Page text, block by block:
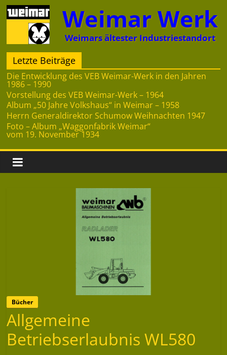
Zum
Inhalt
springen
Weimar Werk
Weimars ältester Industriestandort
Letzte Beiträge
Die Entwicklung des VEB Weimar-Werk in den Jahren
1986 – 1990
Vorstellung des VEB Weimar-Werk – 1964
Album „50 Jahre Volkshaus“ in Weimar – 1958
Herrn Generaldirektor Schumow Weihnachten 1947
Foto – Album „Waggonfabrik Weimar“
vom 19. November 1934
Bücher
Allgemeine
Betriebserlaubnis WL580